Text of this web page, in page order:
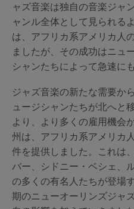
ャズ音楽は独自の音楽ジャ
ャンル全体として見られる
は、アフリカ系アメリカ人
ましたが、その成功はニュ
シャンたちによって急速に
ジャズ音楽の新たな需要か
ュージシャンたちが北へと
より、より多くの雇用機会
州は、アフリカ系アメリカ
件を提供しました。これは
バー、シドニー・ベシェ、
の多くの有名人たちが登場
期のニューオーリンズジャ